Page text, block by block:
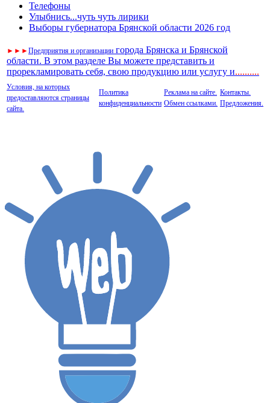
Телефоны
Улыбнись...чуть чуть лирики
Выборы губернатора Брянской области 2026 год
► ► ►Предприятия и организации города Брянска и Брянской
области. В этом разделе Вы можете представить и
прорекламировать себя, свою продукцию или услугу и..........
Условия, на которых
предоставляются страницы
сайта.
Политика
конфиденциальности
Реклама на сайте.
Обмен ссылками.
Контакты.
Предложения.